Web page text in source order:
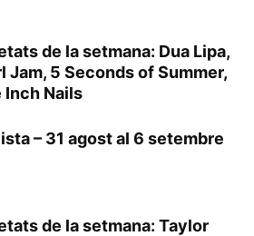
de la setmana: Dua Lipa,
Jam, 5 Seconds of Summer,
Inch Nails
– 31 agost al 6 setembre
de la setmana: Taylor